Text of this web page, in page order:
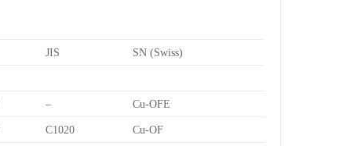
JIS SN (Swiss)
– Cu-OFE
C1020 Cu-OF